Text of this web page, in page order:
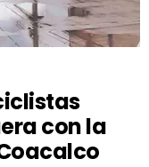
con la